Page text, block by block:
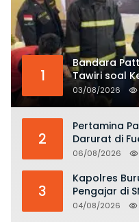
1
Bandara
Tawiri soal
dan Bahaya
KKOP
03/08/2026
2
Pertamina
Darurat di
Risiko
06/08/2026
3
Kapolres
Pengajar di
Hukum dan
04/08/2026